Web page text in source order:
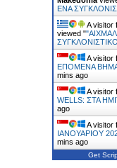
ΕΝΑ
A visitor
viewed "
A visitor
ΕΠΟΜΕΝΑ
mins ago
A visitor
WELLS: ΣΤΑ
ago
A visitor
ΙΑΝΟΥΑΡΙΟΥ
mins ago
Get